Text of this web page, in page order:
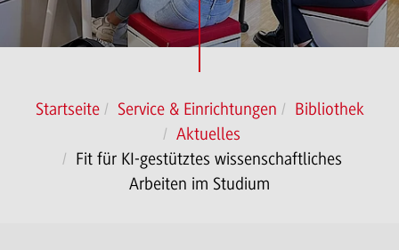
Startseite Service & Einrichtungen
Bibliothek
Aktuelles
Fit für KI-gestütztes wissenschaftliches
Arbeiten im Studium